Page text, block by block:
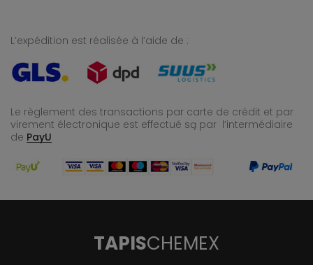
L’expédition est réalisée à l’aide de :
Le règlement des transactions par carte de crédit et par
virement électronique est effectué są par l’intermédiaire
de PayU
TAPISCHEMEX